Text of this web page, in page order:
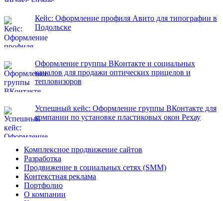
Кейс: Оформление профиля Авито для типографии в
Подольске
Оформление группы ВКонтакте и социальных
каналов для продажи оптических прицелов и
тепловизоров
Успешный кейс: Оформление группы ВКонтакте для
компании по установке пластиковых окон Рехау
Комплексное продвижение сайтов
Разработка
Продвижение в социальных сетях (SMM)
Контекстная реклама
Портфолио
О компании